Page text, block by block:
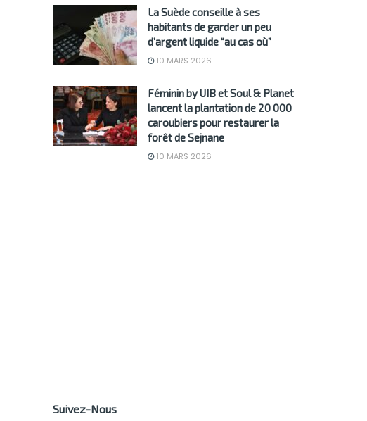
La Suède conseille à ses
habitants de garder un peu
d’argent liquide “au cas où”
10 MARS 2026
Féminin by UIB et Soul & Planet
lancent la plantation de 20 000
caroubiers pour restaurer la
forêt de Sejnane
10 MARS 2026
Suivez-Nous